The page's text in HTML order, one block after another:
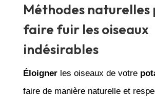
Méthodes naturelles
faire fuir les oiseaux
indésirables
Éloignerles oiseaux de votre
faire de manière naturelle et